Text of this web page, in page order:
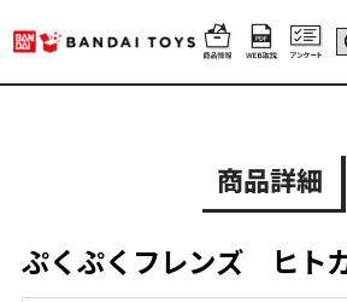
商品詳細
ぷくぷくフレンズ ヒト